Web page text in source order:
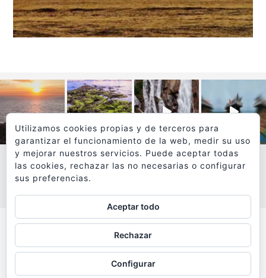
VER MÁS
Todos los textos y fotografías de
www.viajesyfotografia.comson propiedad de su autor
y están protegidos por © Copyright
Utilizamos cookies propias y de terceros para
garantizar el funcionamiento de la web, medir su uso
y mejorar nuestros servicios. Puede aceptar todas
las cookies, rechazar las no necesarias o configurar
sus preferencias.
Aceptar todo
Rechazar
Configurar